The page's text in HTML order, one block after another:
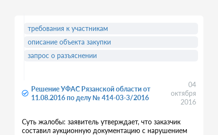
Решение УФАС Рязанской области от
11.08.2016 по делу № 414-03-3/2016
04
октября
2016
Суть жалобы: заявитель утверждает, что заказчик
составил аукционную документацию с нарушением
требования к участникам
описание объекта закупки
запрос о разъяснении